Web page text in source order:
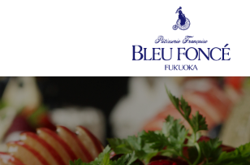
ツ
へ
ス
キ
ッ
プ
シ
ョ
ン
に
移
動